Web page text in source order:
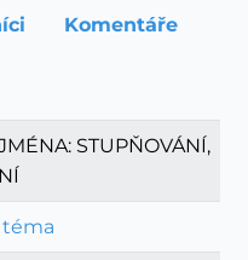
Komentáře
STUPŇOVÁNÍ,